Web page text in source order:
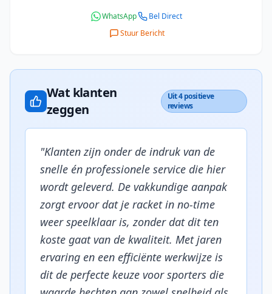
WhatsApp
Bel Direct
Stuur Bericht
Wat klanten
zeggen
Uit 4 positieve
reviews
"Klanten zijn onder de indruk van de
snelle én professionele service die hier
wordt geleverd. De vakkundige aanpak
zorgt ervoor dat je racket in no-time
weer speelklaar is, zonder dat dit ten
koste gaat van de kwaliteit. Met jaren
ervaring en een efficiënte werkwijze is
dit de perfecte keuze voor sporters die